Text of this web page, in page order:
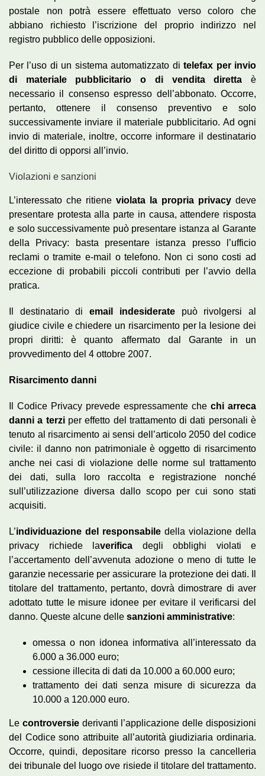
postale non potrà essere effettuato verso coloro che
abbiano richiesto l’iscrizione del proprio indirizzo nel
registro pubblico delle opposizioni.
Per l’uso di un sistema automatizzato ditelefax per invio
di materiale pubblicitario o di vendita diretta è
necessario il consenso espresso dell’abbonato. Occorre,
pertanto, ottenere il consenso preventivo e solo
successivamente inviare il materiale pubblicitario. Ad ogni
invio di materiale, inoltre, occorre informare il destinatario
del diritto di opporsi all’invio.
Violazioni e sanzioni
L’interessato che ritiene violata la propria privacy deve
presentare protesta alla parte in causa, attendere risposta
e solo successivamente può presentare istanza al Garante
della Privacy: basta presentare istanza presso l’ufficio
reclami o tramite e-mail o telefono. Non ci sono costi ad
eccezione di probabili piccoli contributi per l’avvio della
pratica.
Il destinatario diemail indesideratepuò rivolgersi al
giudice civile e chiedere un risarcimento per la lesione dei
propri diritti: è quanto affermato dal Garante in un
provvedimento del 4 ottobre 2007.
Risarcimento danni
Il Codice Privacy prevede espressamente che chi arreca
danni a terziper effetto del trattamento di dati personali è
tenuto al risarcimento ai sensi dell’articolo 2050 del codice
civile: il danno non patrimoniale è oggetto di risarcimento
anche nei casi di violazione delle norme sul trattamento
dei dati, sulla loro raccolta e registrazione nonché
sull’utilizzazione diversa dallo scopo per cui sono stati
acquisiti.
L’individuazione del responsabile della violazione della
privacy richiede laverifica degli obblighi violati e
l’accertamento dell’avvenuta adozione o meno di tutte le
garanzie necessarie per assicurare la protezione dei dati. Il
titolare del trattamento, pertanto, dovrà dimostrare di aver
adottato tutte le misure idonee per evitare il verificarsi del
danno. Queste alcune delle sanzioni amministrative:
omessa o non idonea informativa all’interessato da
6.000 a 36.000 euro;
cessione illecita di dati da 10.000 a 60.000 euro;
trattamento dei dati senza misure di sicurezza da
10.000 a 120.000 euro.
Le controversiederivanti l’applicazione delle disposizioni
del Codice sono attribuite all’autorità giudiziaria ordinaria.
Occorre, quindi, depositare ricorso presso la cancelleria
dei tribunale del luogo ove risiede il titolare del trattamento.